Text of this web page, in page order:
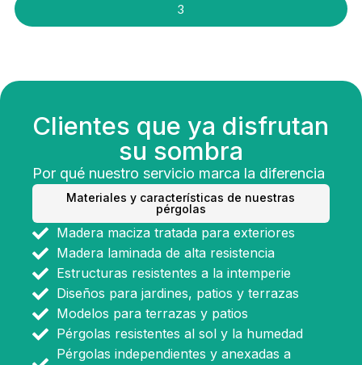
3
Clientes que ya disfrutan
su sombra
Por qué nuestro servicio marca la diferencia
Materiales y características de nuestras
pérgolas
Madera maciza tratada para exteriores
Madera laminada de alta resistencia
Estructuras resistentes a la intemperie
Diseños para jardines, patios y terrazas
Modelos para terrazas y patios
Pérgolas resistentes al sol y la humedad
Pérgolas independientes y anexadas a